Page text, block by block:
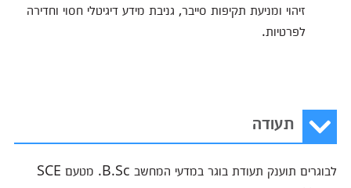
זיהוי ומניעת תקיפות סייבר, גניבת מידע דיגיטלי חסוי וחדירה
לפרטיות.
תעודה
לבוגרים תוענק תעודת בוגר במדעי המחשב B.Sc. מטעם SCE